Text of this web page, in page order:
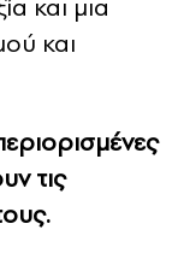
και μια
και
τις